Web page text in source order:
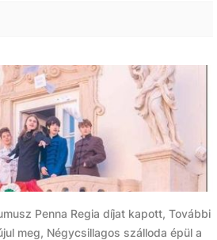
Penna Regia díjat kapott, További
meg, Négycsillagos szálloda épül a